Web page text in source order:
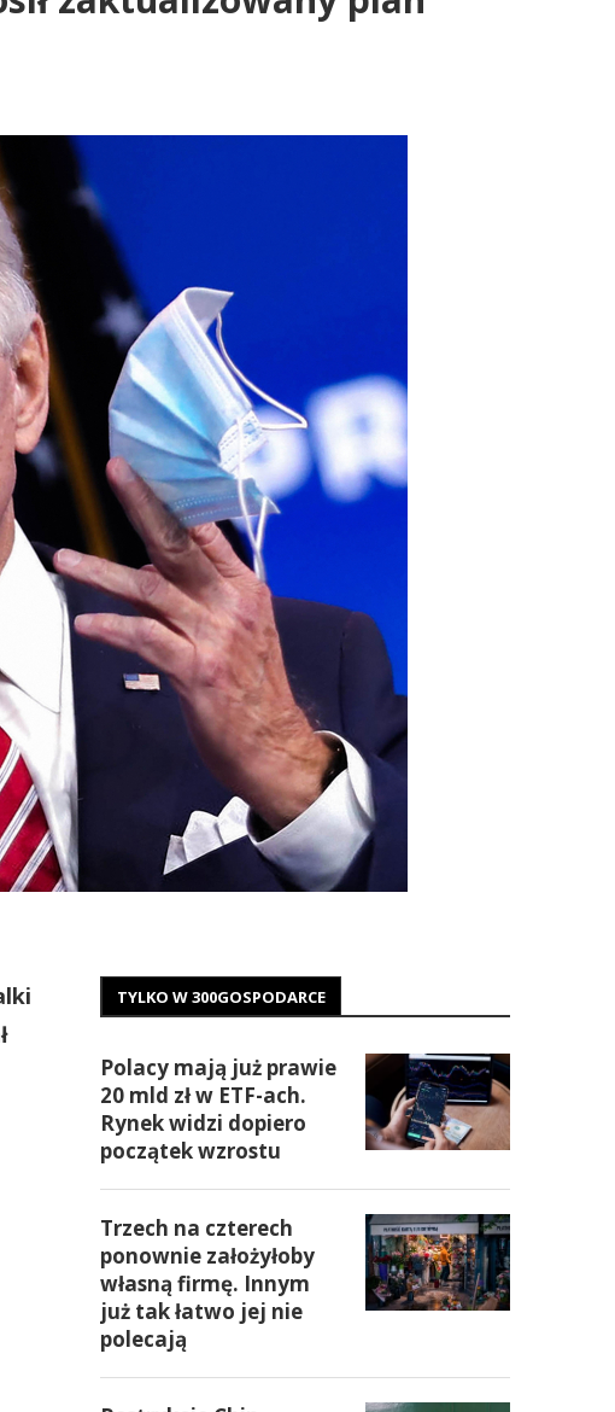
TYLKO W 300GOSPODARCE
Polacy mają już prawie
20 mld zł w ETF-ach.
Rynek widzi dopiero
początek wzrostu
Trzech na czterech
ponownie założyłoby
własną firmę. Innym
już tak łatwo jej nie
polecają